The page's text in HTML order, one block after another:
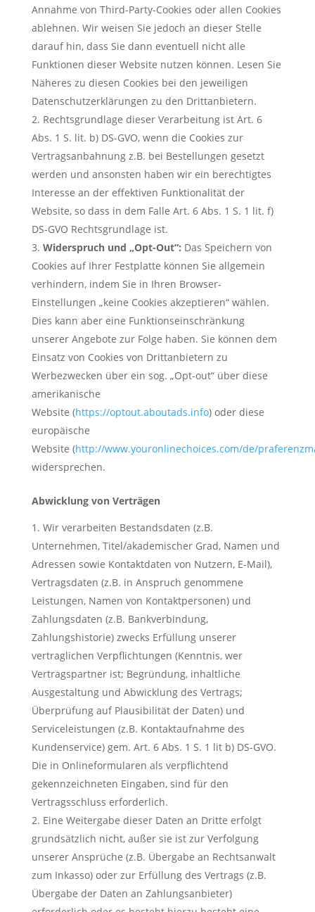
Annahme von Third-Party-Cookies oder allen Cookies
ablehnen. Wir weisen Sie jedoch an dieser Stelle
darauf hin, dass Sie dann eventuell nicht alle
Funktionen dieser Website nutzen können. Lesen Sie
Näheres zu diesen Cookies bei den jeweiligen
Datenschutzerklärungen zu den Drittanbietern.
Rechtsgrundlage dieser Verarbeitung ist Art. 6
Abs. 1 S. lit. b) DS-GVO, wenn die Cookies zur
Vertragsanbahnung z.B. bei Bestellungen gesetzt
werden und ansonsten haben wir ein berechtigtes
Interesse an der effektiven Funktionalität der
Website, so dass in dem Falle Art. 6 Abs. 1 S. 1 lit. f)
DS-GVO Rechtsgrundlage ist.
Widerspruch und „Opt-Out“: Das Speichern von
Cookies auf Ihrer Festplatte können Sie allgemein
verhindern, indem Sie in Ihren Browser-
Einstellungen „keine Cookies akzeptieren“ wählen.
Dies kann aber eine Funktionseinschränkung
unserer Angebote zur Folge haben. Sie können dem
Einsatz von Cookies von Drittanbietern zu
Werbezwecken über ein sog. „Opt-out“ über diese
amerikanische
Website (https://optout.aboutads.info) oder diese
europäische
Website (http://www.youronlinechoices.com/de/
widersprechen.
Abwicklung von Verträgen
Wir verarbeiten Bestandsdaten (z.B.
Unternehmen, Titel/akademischer Grad, Namen und
Adressen sowie Kontaktdaten von Nutzern, E-Mail),
Vertragsdaten (z.B. in Anspruch genommene
Leistungen, Namen von Kontaktpersonen) und
Zahlungsdaten (z.B. Bankverbindung,
Zahlungshistorie) zwecks Erfüllung unserer
vertraglichen Verpflichtungen (Kenntnis, wer
Vertragspartner ist; Begründung, inhaltliche
Ausgestaltung und Abwicklung des Vertrags;
Überprüfung auf Plausibilität der Daten) und
Serviceleistungen (z.B. Kontaktaufnahme des
Kundenservice) gem. Art. 6 Abs. 1 S. 1 lit b) DS-GVO.
Die in Onlineformularen als verpflichtend
gekennzeichneten Eingaben, sind für den
Vertragsschluss erforderlich.
Eine Weitergabe dieser Daten an Dritte erfolgt
grundsätzlich nicht, außer sie ist zur Verfolgung
unserer Ansprüche (z.B. Übergabe an Rechtsanwalt
zum Inkasso) oder zur Erfüllung des Vertrags (z.B.
Übergabe der Daten an Zahlungsanbieter)